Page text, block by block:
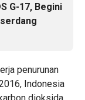
G-17, Begini
penurunan
Indonesia